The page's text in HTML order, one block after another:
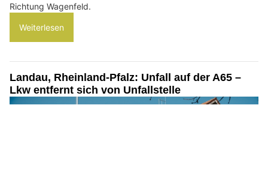
Richtung Wagenfeld.
Weiterlesen
Landau, Rheinland-Pfalz: Unfall auf der A65 –
Lkw entfernt sich von Unfallstelle